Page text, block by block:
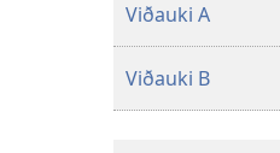
Viðauki A
Viðauki B